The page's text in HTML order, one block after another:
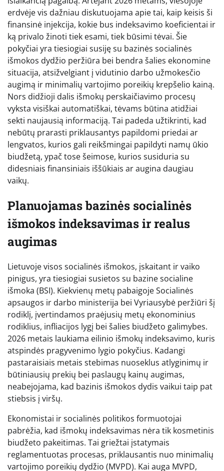
erdvėje vis dažniau diskutuojama apie tai, kaip keisis ši
finansinė injekcija, kokie bus indeksavimo koeficientai ir
ką privalo žinoti tiek esami, tiek būsimi tėvai. Šie
pokyčiai yra tiesiogiai susiję su bazinės socialinės
išmokos dydžio peržiūra bei bendra šalies ekonomine
situacija, atsižvelgiant į vidutinio darbo užmokesčio
augimą ir minimalių vartojimo poreikių krepšelio kainą.
Nors didžioji dalis išmokų perskaičiavimo procesų
vyksta visiškai automatiškai, tėvams būtina atidžiai
sekti naujausią informaciją. Tai padeda užtikrinti, kad
nebūtų prarasti priklausantys papildomi priedai ar
lengvatos, kurios gali reikšmingai papildyti namų ūkio
biudžetą, ypač tose šeimose, kurios susiduria su
didesniais finansiniais iššūkiais ar augina daugiau
vaikų.
Planuojamas bazinės socialinės
išmokos indeksavimas ir realus
augimas
Lietuvoje visos socialinės išmokos, įskaitant ir vaiko
pinigus, yra tiesiogiai susietos su bazine socialine
išmoka (BSI). Kiekvienų metų pabaigoje Socialinės
apsaugos ir darbo ministerija bei Vyriausybė peržiūri šį
rodiklį, įvertindamos praėjusių metų ekonominius
rodiklius, infliacijos lygį bei šalies biudžeto galimybes.
2026 metais laukiama eilinio išmokų indeksavimo, kuris
atspindės pragyvenimo lygio pokyčius. Kadangi
pastaraisiais metais stebimas nuoseklus atlyginimų ir
būtiniausių prekių bei paslaugų kainų augimas,
neabejojama, kad bazinis išmokos dydis vaikui taip pat
stiebsis į viršų.
Ekonomistai ir socialinės politikos formuotojai
pabrėžia, kad išmokų indeksavimas nėra tik kosmetinis
biudžeto pakeitimas. Tai griežtai įstatymais
reglamentuotas procesas, priklausantis nuo minimalių
vartojimo poreikių dydžio (MVPD). Kai auga MVPD,